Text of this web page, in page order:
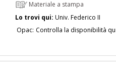
Materiale a stampa
Lo trovi qui: Univ. Federico II
Opac: Controlla la disponibilità